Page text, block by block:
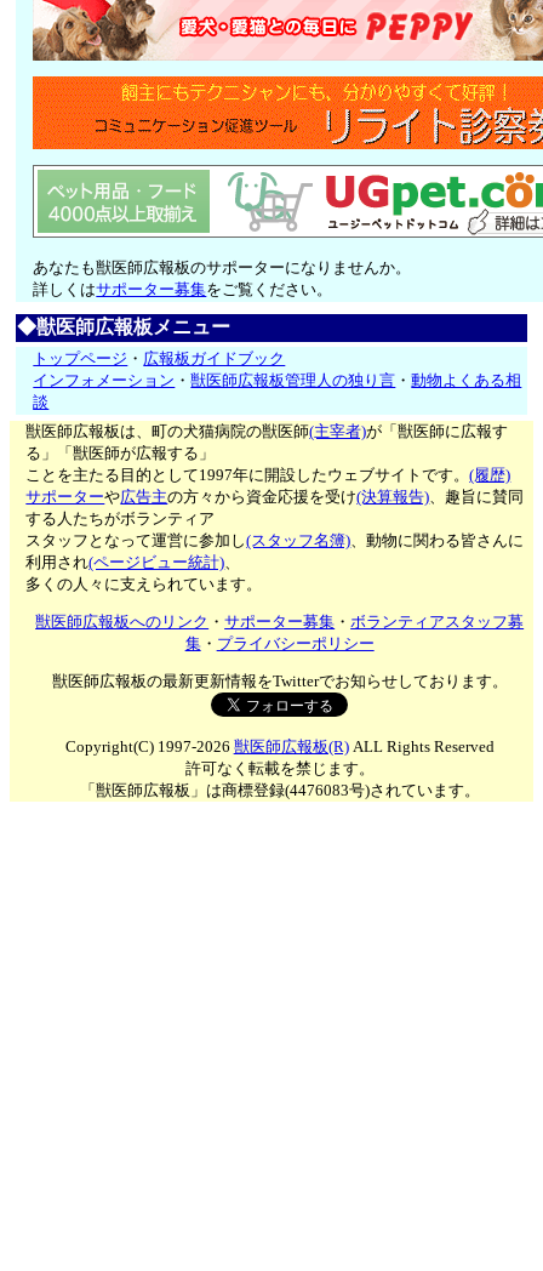
あなたも獣医師広報板のサポーターになりませんか。
詳しくはサポーター募集をご覧ください。
◆獣医師広報板メニュー
トップページ ・ 広報板ガイドブック
インフォメーション ・獣医師広報板管理人の独り言 ・動物よくある相
談
獣医師広報板は、町の犬猫病院の獣医師(主宰者)が「獣医師に広報す
る」「獣医師が広報する」
ことを主たる目的として1997年に開設したウェブサイトです。(履歴)
サポーターや広告主の方々から資金応援を受け(決算報告)、趣旨に賛同
する人たちがボランティア
スタッフとなって運営に参加し(スタッフ名簿)、動物に関わる皆さんに
利用され(ページビュー統計)、
多くの人々に支えられています。
獣医師広報板へのリンク ・サポーター募集 ・ボランティアスタッフ募
集・ プライバシーポリシー
獣医師広報板の最新更新情報をTwitterでお知らせしております。
Copyright(C) 1997-2026 獣医師広報板(R)ALL Rights Reserved
許可なく転載を禁じます。
「獣医師広報板」は商標登録(4476083号)されています。